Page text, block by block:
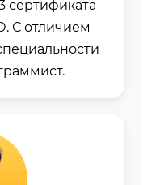
сертификата
С отличием